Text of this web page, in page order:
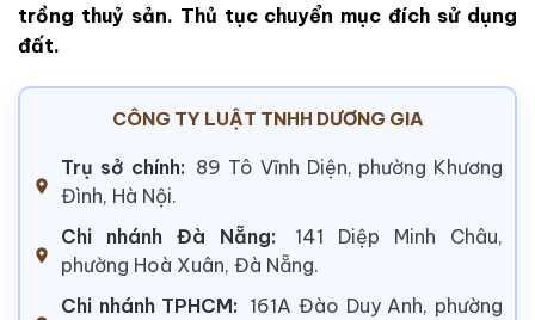
trồng thuỷ sản. Thủ tục chuyển mục đích sử dụng
đất.
CÔNG TY LUẬT TNHH DƯƠNG GIA
Trụ sở chính: 89 Tô Vĩnh Diện, phường Khương
Đình, Hà Nội.
Chi nhánh Đà Nẵng:
141 Diệp Minh Châu,
phường Hoà Xuân, Đà Nẵng.
Chi nhánh TPHCM: 161A Đào Duy Anh, phường